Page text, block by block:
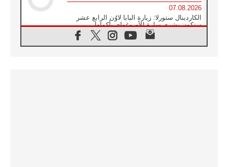
07.08.2026
الكاردينال ستورلا: زيارة البابا لاوُن الرابع عشر
ستكون بشرى سارة للأوروغواي بأكملها
الفاتيكان يعلن برنامج الزيارة الرسولية للبابا لاوُن